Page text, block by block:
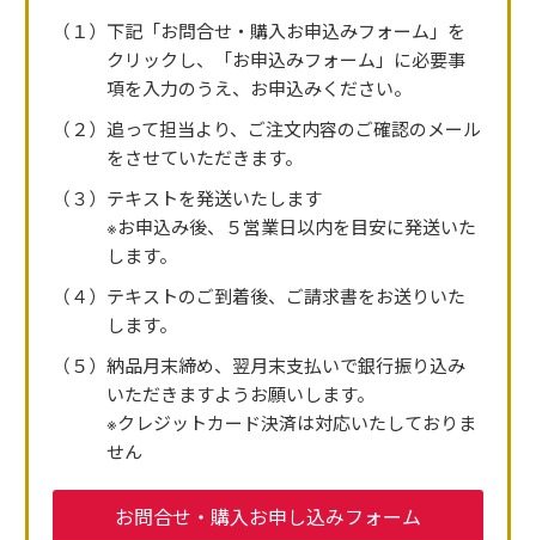
（１）下記「お問合せ・購入お申込みフォーム」を
クリックし、「お申込みフォーム」に必要事
項を入力のうえ、お申込みください。
（２）追って担当より、ご注文内容のご確認のメール
をさせていただきます。
（３）テキストを発送いたします
※お申込み後、５営業日以内を目安に発送いた
します。
（４）テキストのご到着後、ご請求書をお送りいた
します。
（５）納品月末締め、翌月末支払いで銀行振り込み
いただきますようお願いします。
※クレジットカード決済は対応いたしておりま
せん
お問合せ・購入お申し込みフォーム